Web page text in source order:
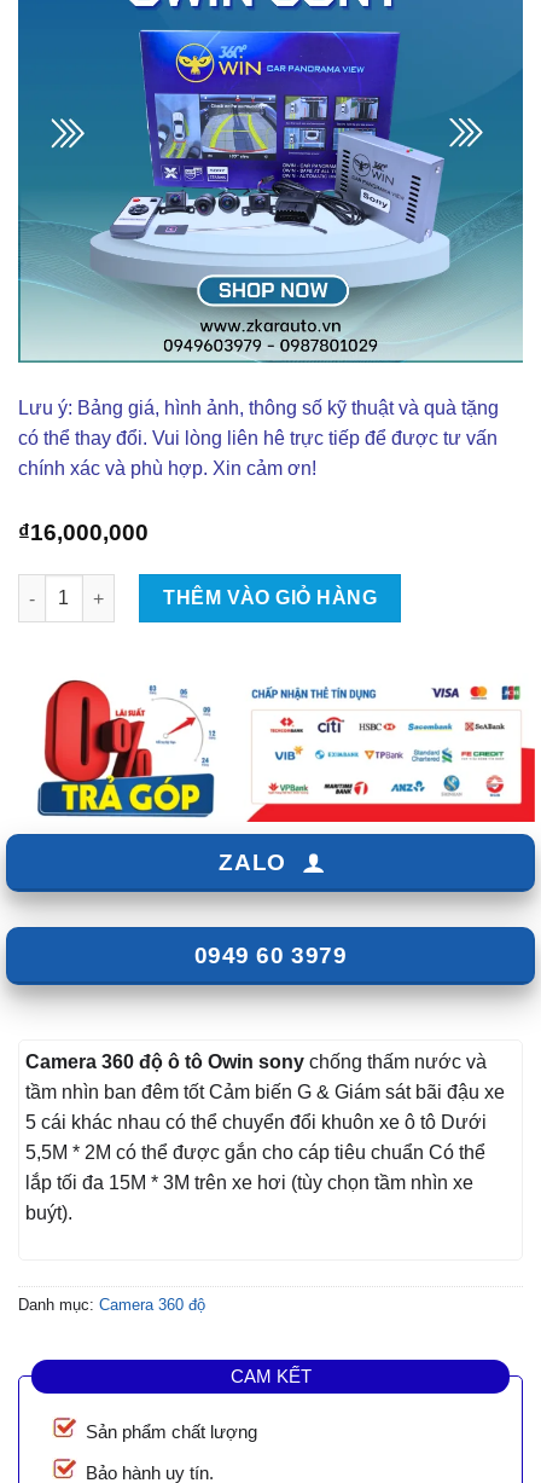
Lưu ý: Bảng giá, hình ảnh, thông số kỹ thuật và quà tặng
có thể thay đổi. Vui lòng liên hê trực tiếp để được tư vấn
chính xác và phù hợp. Xin cảm ơn!
₫16,000,000
Camera 360 độ ô tô Owin Sony số lượng
THÊM VÀO GIỎ HÀNG
ZALO
0949 60 3979
Camera 360 độ ô tô Owin sony chống thấm nước và
tầm nhìn ban đêm tốt Cảm biến G & Giám sát bãi đậu xe
5 cái khác nhau có thể chuyển đổi khuôn xe ô tô Dưới
5,5M * 2M có thể được gắn cho cáp tiêu chuẩn Có thể
lắp tối đa 15M * 3M trên xe hơi (tùy chọn tầm nhìn xe
buýt).
Danh mục: Camera 360 độ
CAM KẾT
Sản phẩm chất lượng
Bảo hành uy tín.